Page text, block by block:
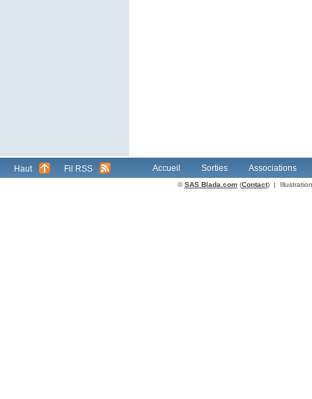
Haut Fil RSS Accueil Sorties Associations
©SAS Blada.com(Contact) |